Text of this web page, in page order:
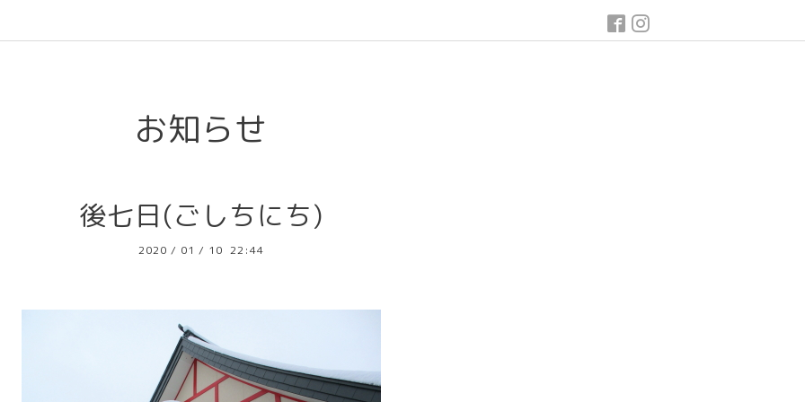
お知らせ
後七日(ごしちにち)
2020 / 01 / 10 22:44